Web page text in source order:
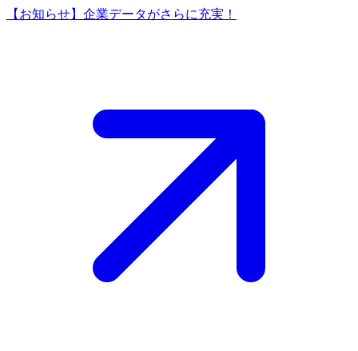
【お知らせ】企業データがさらに充実！